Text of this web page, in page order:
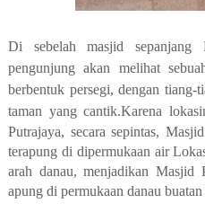
Di sebelah masjid
pengunjung akan melihat
berbentuk persegi, dengan
taman yang cantik.Karena
Putrajaya, secara sepintas,
terapung di dipermukaan air
arah danau, menjadikan Masjid
apung di permukaan danau